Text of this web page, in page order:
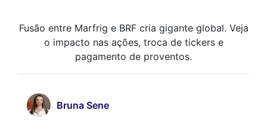
Fusão entre Marfrig e BRF cria gigante global. Veja
o impacto nas ações, troca de tickers e
pagamento de proventos.
Bruna Sene